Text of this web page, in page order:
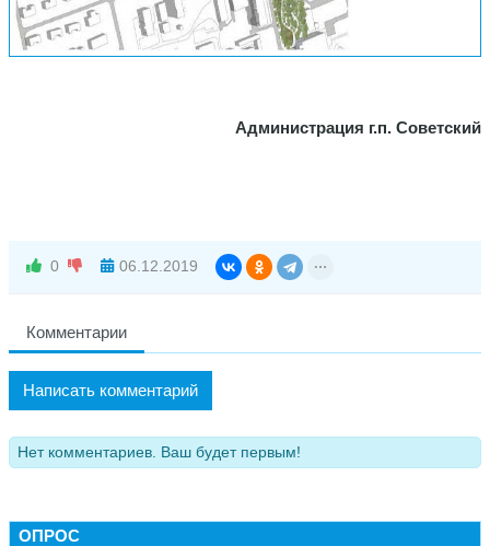
Администрация г.п. Советский
0 06.12.2019
Комментарии
Написать комментарий
Нет комментариев. Ваш будет первым!
ОПРОС